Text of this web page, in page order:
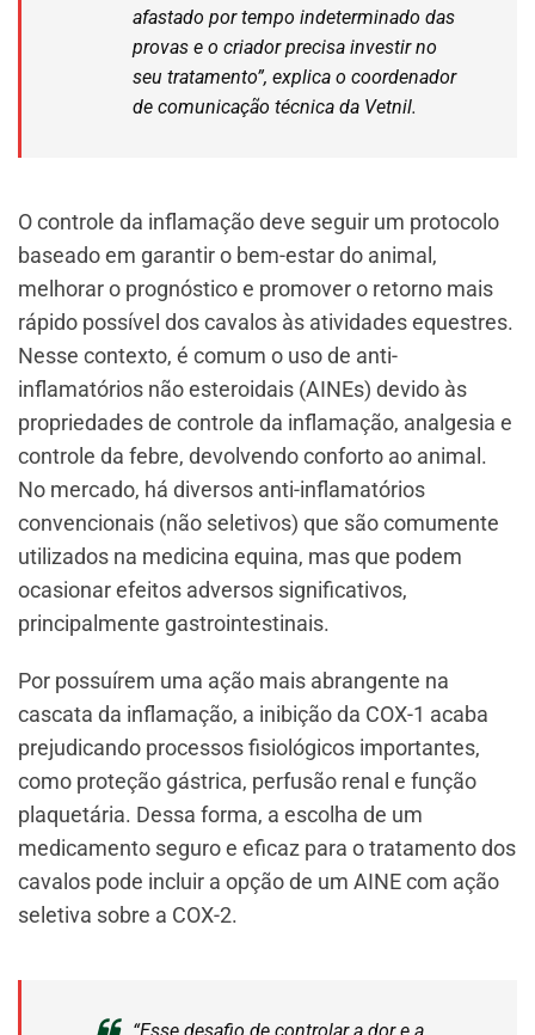
afastado por tempo indeterminado das
provas e o criador precisa investir no
seu tratamento”, explica o coordenador
de comunicação técnica da Vetnil.
O controle da inflamação deve seguir um protocolo
baseado em garantir o bem-estar do animal,
melhorar o prognóstico e promover o retorno mais
rápido possível dos cavalos às atividades equestres.
Nesse contexto, é comum o uso de anti-
inflamatórios não esteroidais (AINEs) devido às
propriedades de controle da inflamação, analgesia e
controle da febre, devolvendo conforto ao animal.
No mercado, há diversos anti-inflamatórios
convencionais (não seletivos) que são comumente
utilizados na medicina equina, mas que podem
ocasionar efeitos adversos significativos,
principalmente gastrointestinais.
Por possuírem uma ação mais abrangente na
cascata da inflamação, a inibição da COX-1 acaba
prejudicando processos fisiológicos importantes,
como proteção gástrica, perfusão renal e função
plaquetária. Dessa forma, a escolha de um
medicamento seguro e eficaz para o tratamento dos
cavalos pode incluir a opção de um AINE com ação
seletiva sobre a COX-2.